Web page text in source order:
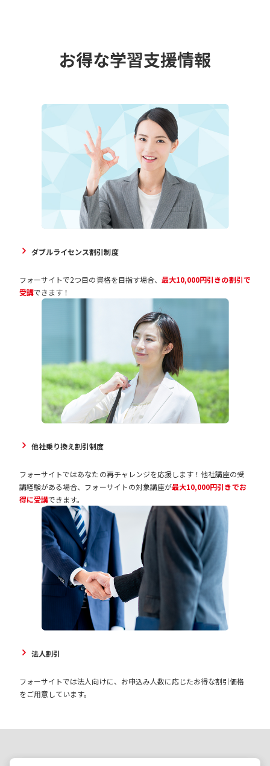
お得な学習支援情報
ダブルライセンス割引制度
フォーサイトで2つ目の資格を目指す場合、 最大10,000円引きの割引で
受講できます！
他社乗り換え割引制度
フォーサイトではあなたの再チャレンジを応援します！他社講座の受
講経験がある場合、フォーサイトの対象講座が最大10,000円引きでお
得に受講できます。
法人割引
フォーサイトでは法人向けに、お申込み人数に応じたお得な割引価格
をご用意しています。